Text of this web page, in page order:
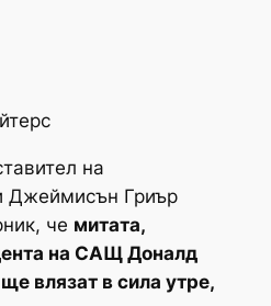
на
Джеймисън Гриър
че митата,
на САЩ Доналд
влязат в сила утре,